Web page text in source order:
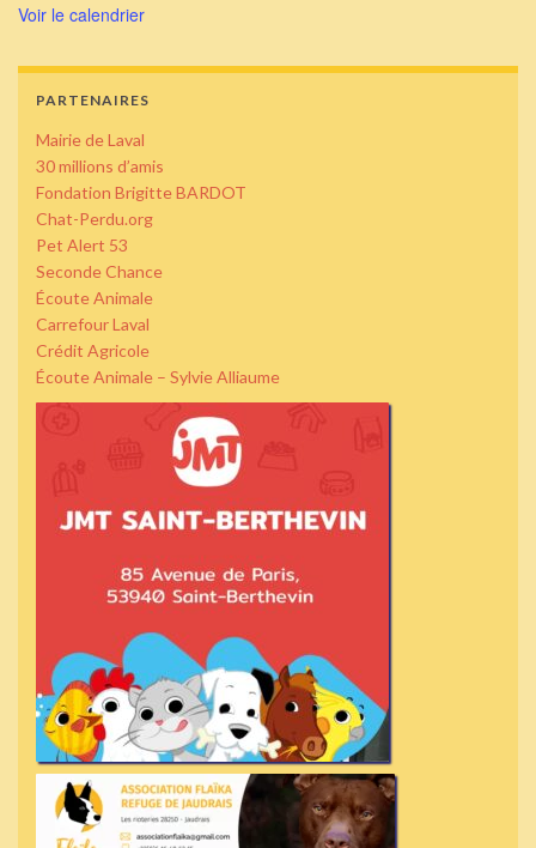
Voir le calendrier
PARTENAIRES
Mairie de Laval
30 millions d’amis
Fondation Brigitte BARDOT
Chat-Perdu.org
Pet Alert 53
Seconde Chance
Écoute Animale
Carrefour Laval
Crédit Agricole
Écoute Animale – Sylvie Alliaume